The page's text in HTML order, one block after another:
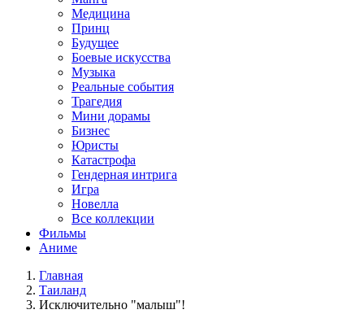
Медицина
Принц
Будущее
Боевые искусства
Музыка
Реальные события
Трагедия
Мини дорамы
Бизнес
Юристы
Катастрофа
Гендерная интрига
Игра
Новелла
Все коллекции
Фильмы
Аниме
Главная
Таиланд
Исключительно "малыш"!